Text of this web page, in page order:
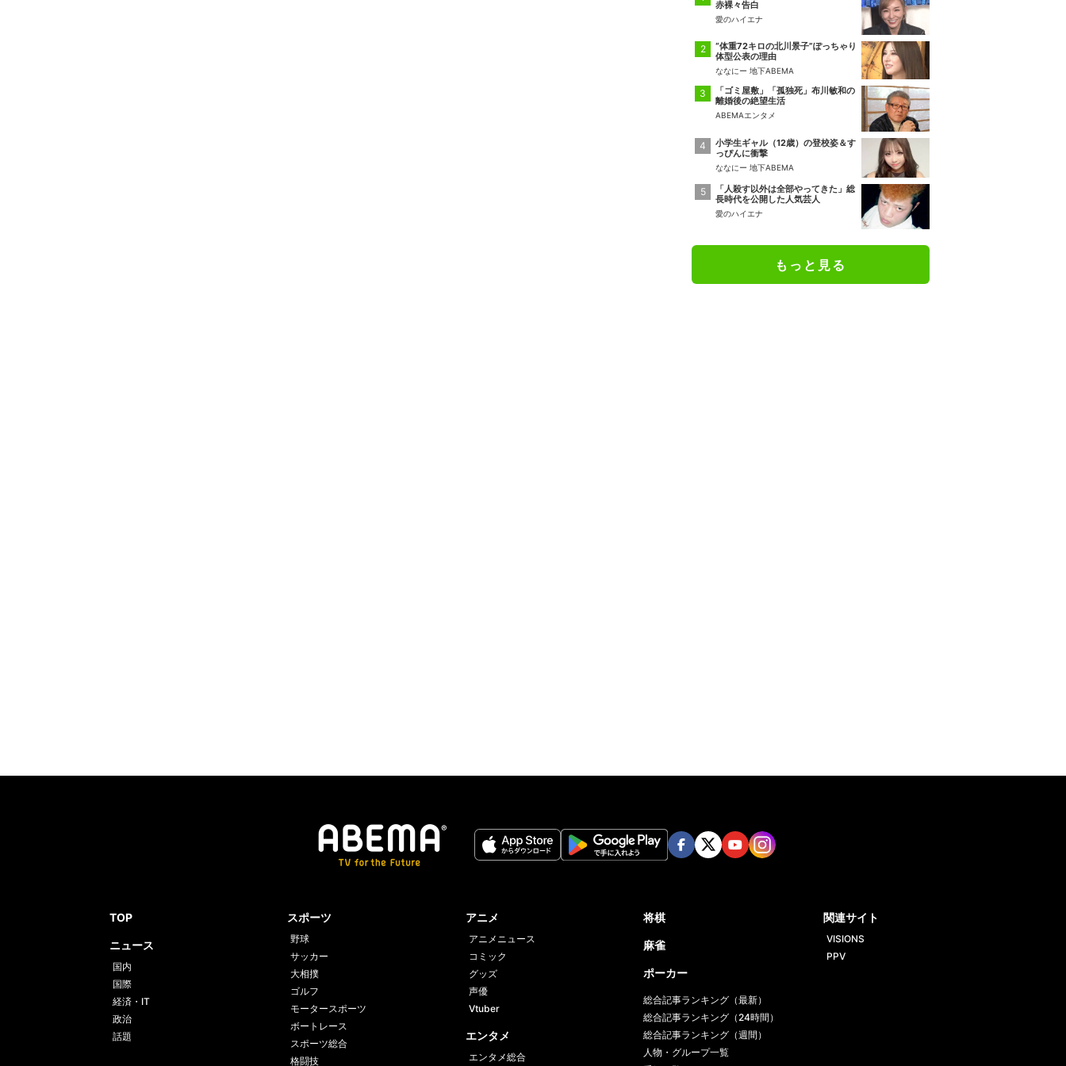
赤裸々告白
愛のハイエナ
“体重72キロの北川景子”ぽっちゃり
体型公表の理由
ななにー 地下ABEMA
「ゴミ屋敷」「孤独死」布川敏和の
離婚後の絶望生活
ABEMAエンタメ
小学生ギャル（12歳）の登校姿＆す
っぴんに衝撃
ななにー 地下ABEMA
「人殺す以外は全部やってきた」総
長時代を公開した人気芸人
愛のハイエナ
もっと見る
TOP
ニュース
国内
国際
経済・IT
政治
話題
スポーツ
野球
サッカー
大相撲
ゴルフ
モータースポーツ
ボートレース
スポーツ総合
格闘技
アニメ
アニメニュース
コミック
グッズ
声優
Vtuber
エンタメ
エンタメ総合
将棋
麻雀
ポーカー
総合記事ランキング（最新）
総合記事ランキング（24時間）
総合記事ランキング（週間）
人物・グループ一覧
関連サイト
VISIONS
PPV